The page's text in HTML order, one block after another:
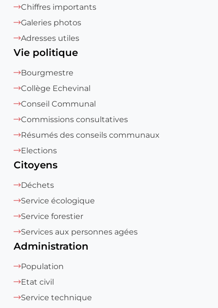
Chiffres importants
Galeries photos
Adresses utiles
Vie politique
Bourgmestre
Collège Echevinal
Conseil Communal
Commissions consultatives
Résumés des conseils communaux
Elections
Citoyens
Déchets
Service écologique
Service forestier
Services aux personnes agées
Administration
Population
Etat civil
Service technique